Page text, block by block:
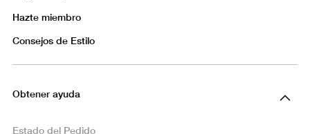
Hazte miembro
Consejos de Estilo
Obtener ayuda
Estado del Pedido